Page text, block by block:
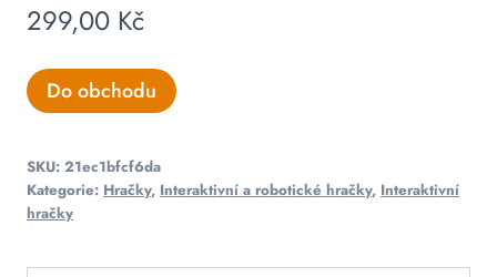
299,00 Kč
Do obchodu
SKU: 21ec1bfcf6da
Kategorie: Hračky, Interaktivní a robotické hračky, Interaktivní
hračky